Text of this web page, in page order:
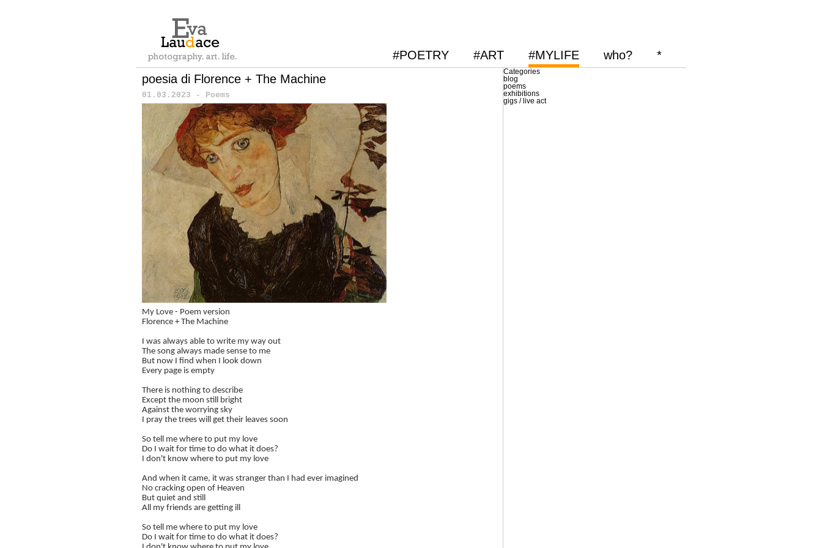
#POETRY #ART #MYLIFE who?
*
poesia di Florence + The Machine
01.03.2023 - Poems
My Love - Poem version
Florence + The Machine
I was always able to write my way out
The song always made sense to me
But now I find when I look down
Every page is empty
There is nothing to describe
Except the moon still bright
Against the worrying sky
I pray the trees will get their leaves soon
So tell me where to put my love
Do I wait for time to do what it does?
I don't know where to put my love
And when it came, it was stranger than I had ever imagined
No cracking open of Heaven
But quiet and still
All my friends are getting ill
So tell me where to put my love
Do I wait for time to do what it does?
Categories
blog
poems
exhibitions
gigs / live act